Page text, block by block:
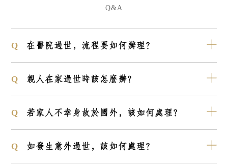
Q&A
在醫院過世，流程要如何辦理？
親人在家過世時該怎麼辦？
若家人不幸身故於國外，該如何處理？
如發生意外過世，該如何處理？